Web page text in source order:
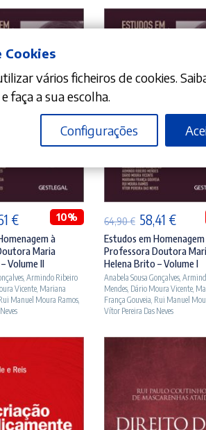
€.
€O
preço
atual
é:
56,61 €.
10%
à
Maria
Volume II
,Armindo Ribeiro
Vicente, Mariana
Manuel Moura Ramos,
ADICIONAR
64,90€ O
preço
original
era:
64,90 €.
58,41 €O
preço
atual
é:
58,41
Estudos em Homenagem
Professora Doutora
Helena Brito – Volume I
Anabela Sousa Gonçalves,
Mendes, Dário Moura Vicente,
França Gouveia, Rui Manuel
Vítor Pereira Das Neves
Cookies
vários ficheiros de cookies.
e faça a sua escolha.
Configurações